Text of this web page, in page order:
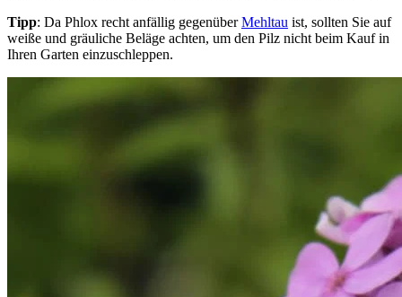
Tipp: Da Phlox recht anfällig gegenüberMehltau ist, sollten Sie auf
weiße und gräuliche Beläge achten, um den Pilz nicht beim Kauf in
Ihren Garten einzuschleppen.